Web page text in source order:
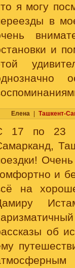
я могу
в
и
Елена Ташкент-
17 по 23
и
на
об